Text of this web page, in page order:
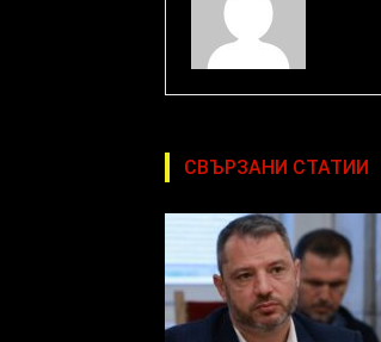
СВЪРЗАНИ СТАТИИ